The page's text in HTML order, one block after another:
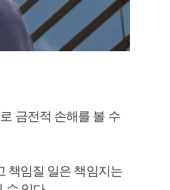
금전적 손해를 볼 수
책임질 일은 책임지는